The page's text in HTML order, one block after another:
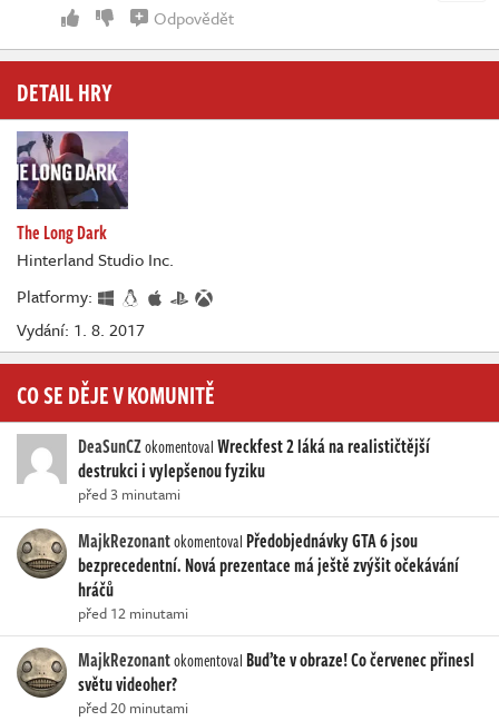
Odpovědět
DETAIL HRY
The Long Dark
Hinterland Studio Inc.
Platformy:
Vydání: 1. 8. 2017
CO SE DĚJE V KOMUNITĚ
DeaSunCZokomentovalWreckfest 2 láká na realističtější
destrukci i vylepšenou fyziku
před 3 minutami
MajkRezonantokomentoval Předobjednávky GTA 6 jsou
bezprecedentní. Nová prezentace má ještě zvýšit očekávání
hráčů
před 12 minutami
MajkRezonantokomentoval Buďte v obraze! Co červenec přinesl
světu videoher?
před 20 minutami